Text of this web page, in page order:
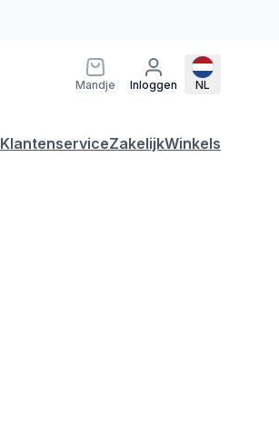
Mandje Inloggen NL
KlantenserviceZakelijkWinkels